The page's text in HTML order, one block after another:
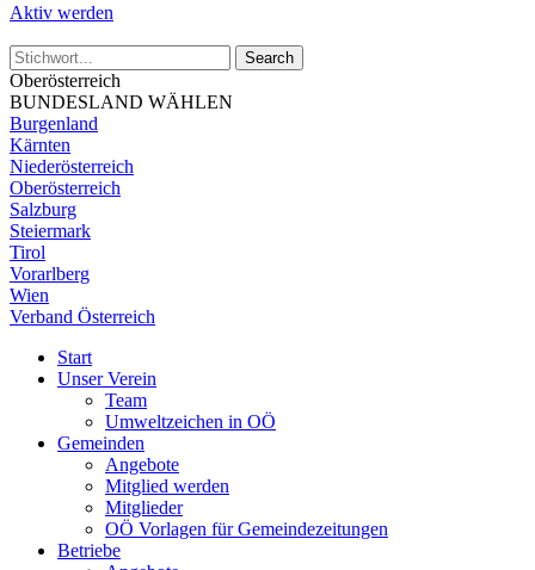
Aktiv werden
Oberösterreich
BUNDESLAND WÄHLEN
Burgenland
Kärnten
Niederösterreich
Oberösterreich
Salzburg
Steiermark
Tirol
Vorarlberg
Wien
Verband Österreich
Start
Unser Verein
Team
Umweltzeichen in OÖ
Gemeinden
Angebote
Mitglied werden
Mitglieder
OÖ Vorlagen für Gemeindezeitungen
Betriebe